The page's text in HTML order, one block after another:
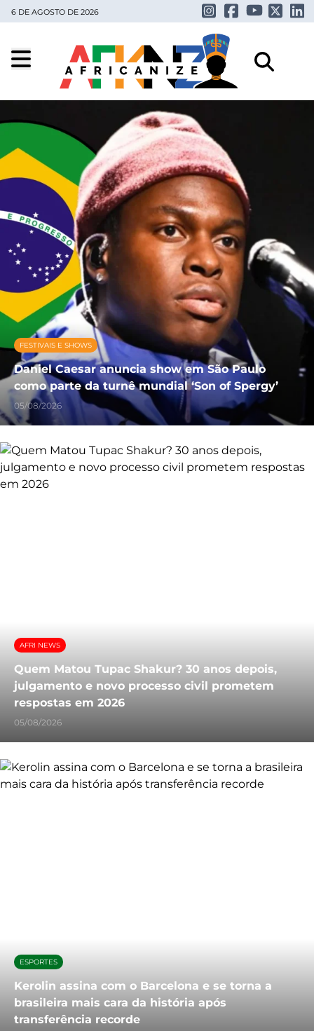
6 DE AGOSTO DE 2026
FESTIVAIS E SHOWS
Daniel Caesar anuncia show em São Paulo
como parte da turnê mundial ‘Son of Spergy’
05/08/2026
AFRI NEWS
Quem Matou Tupac Shakur? 30 anos depois,
julgamento e novo processo civil prometem
respostas em 2026
05/08/2026
ESPORTES
Kerolin assina com o Barcelona e se torna a
brasileira mais cara da história após
transferência recorde